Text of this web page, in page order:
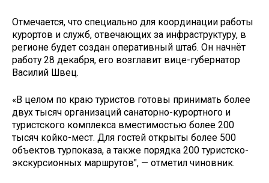
Отмечается, что специально для координации работы
курортов и служб, отвечающих за инфраструктуру, в
регионе будет создан оперативный штаб. Он начнёт
работу 28 декабря, его возглавит вице-губернатор
Василий Швец.
«В целом по краю туристов готовы принимать более
двух тысяч организаций санаторно-курортного и
туристского комплекса вместимостью более 200
тысяч койко-мест. Для гостей открыты более 500
объектов турпоказа, а также порядка 200 туристско-
экскурсионных маршрутов", — отметил чиновник.